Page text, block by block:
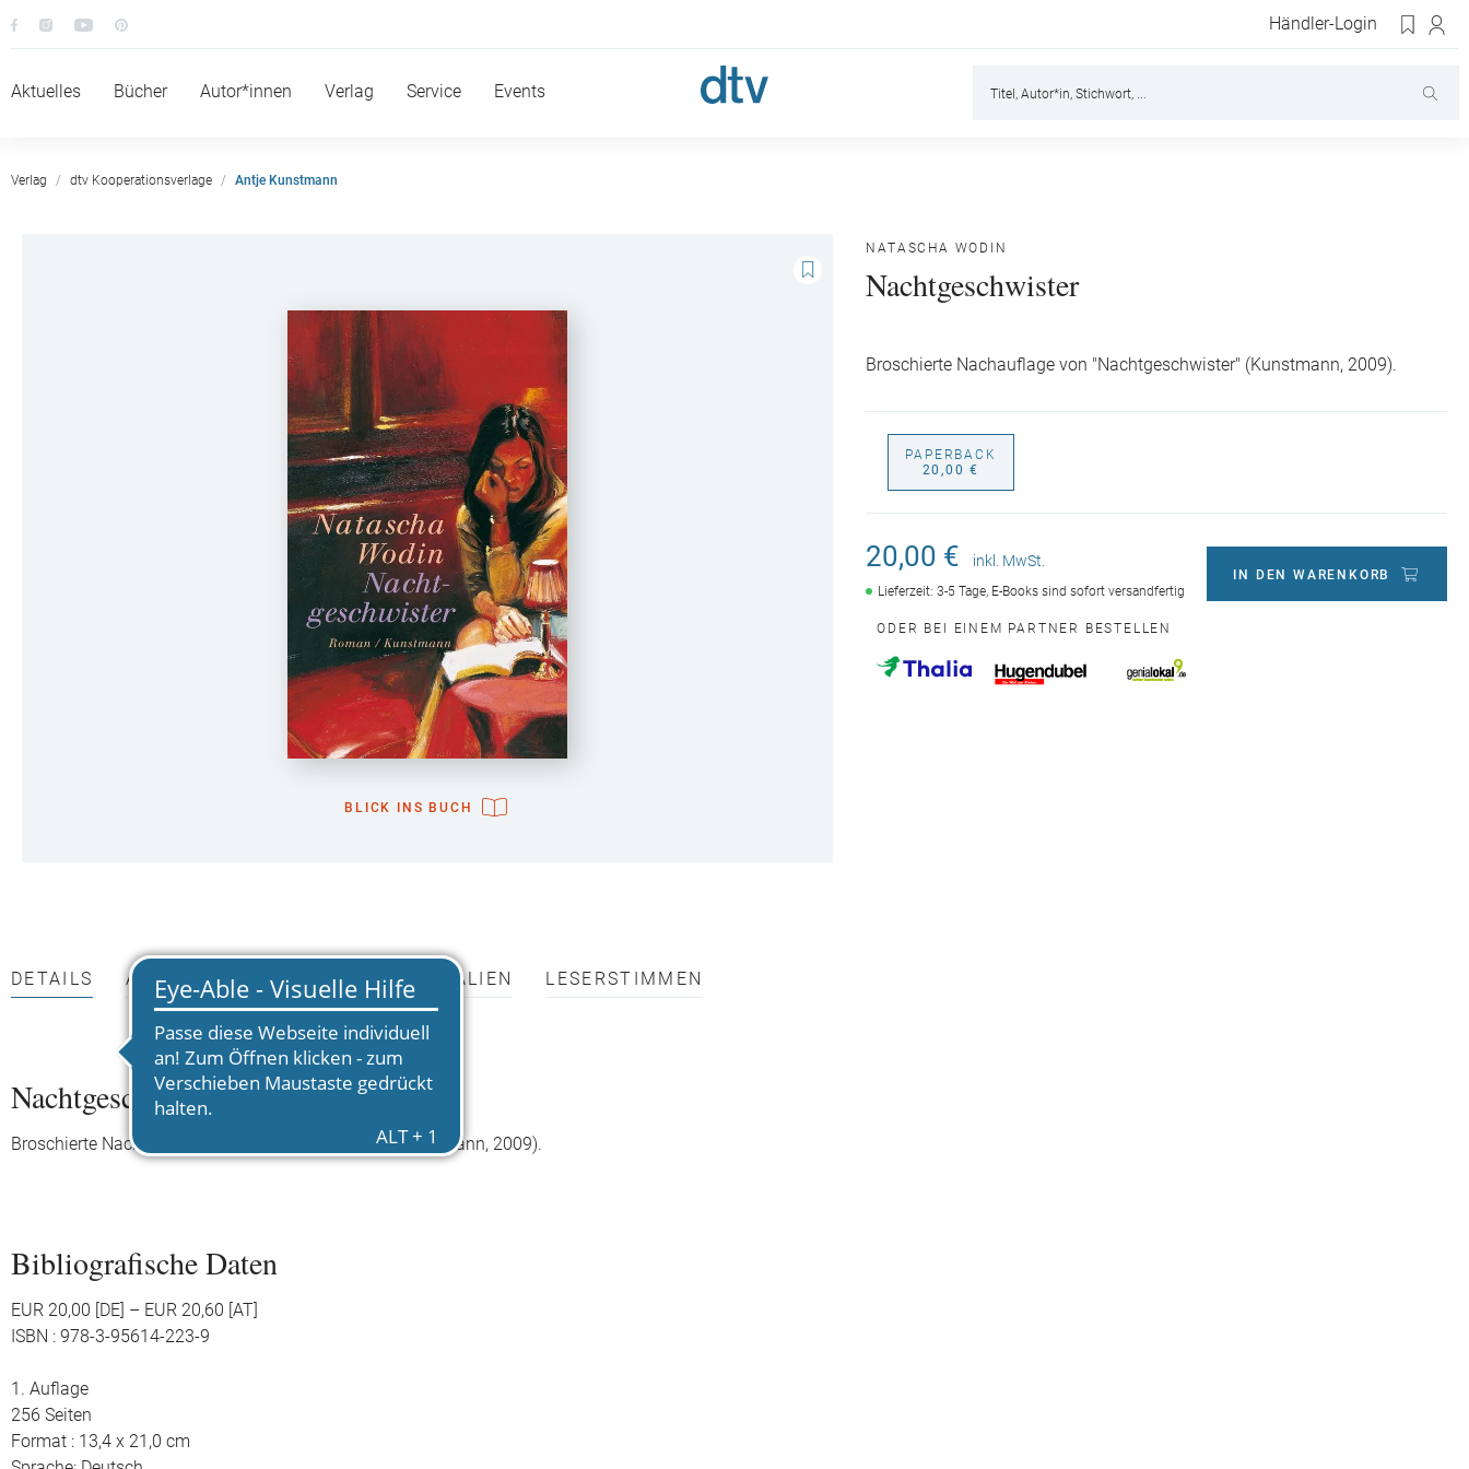
Händler-Login
Aktuelles Bücher Autor*innen Verlag Service Events
Verlag dtv Kooperationsverlage Antje Kunstmann
BLICK INS BUCH
NATASCHA WODIN
Nachtgeschwister
Broschierte Nachauflage von "Nachtgeschwister" (Kunstmann, 2009).
PAPERBACK
20,00 €
20,00 € inkl. MwSt.
Lieferzeit: 3-5 Tage, E-Books sind sofort versandfertig
IN DEN WARENKORB
ODER BEI EINEM PARTNER BESTELLEN
DETAILS AUTOR*INNEN PRESSEMATERIALIEN LESERSTIMMEN
Nachtgeschwister
Broschierte Nachauflage von "Nachtgeschwister" (Kunstmann, 2009).
Bibliografische Daten
EUR 20,00 [DE] – EUR 20,60 [AT]
ISBN : 978-3-95614-223-9
1. Auflage
256 Seiten
Format : 13,4 x 21,0 cm